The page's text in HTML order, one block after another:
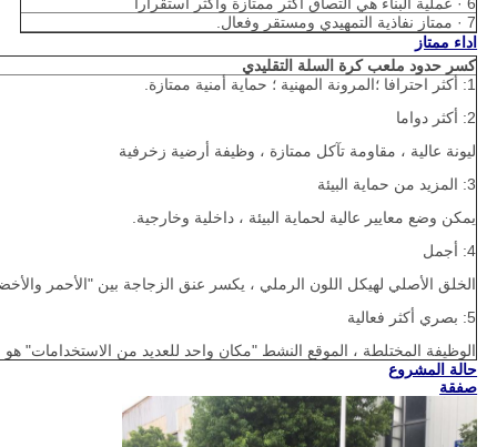
اداء ممتاز
كسر حدود ملعب كرة السلة التقليدي
ليونة عالية ، مقاومة تآكل ممتازة ، وظيفة أرضية زخرفية
يمكن وضع معايير عالية لحماية البيئة ، داخلية وخارجية.
الخلق الأصلي لهيكل اللون الرملي ، يكسر عنق الزجاجة بين "الأحمر والأخضر
الوظيفة المختلطة ، الموقع النشط "مكان واحد للعديد من الاستخدامات" هو
حالة المشروع
صفقة